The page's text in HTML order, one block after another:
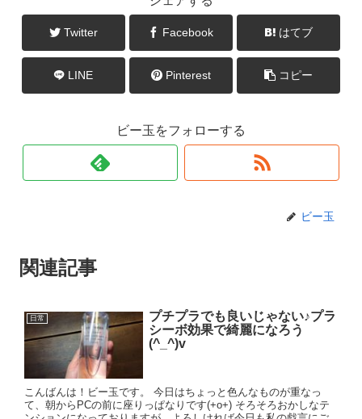
Twitter Facebook はてブ
LINE Pinterest コピー
ビー玉をフォローする
ビー玉
関連記事
日常
プチプラでも良いじゃない♪プラ
シーボ効果で綺麗になろう
(^_^)v
こんばんは！ビー玉です。 今日はちょっと色んなものが重なっ
て、朝からPCの前に座りっぱなりです(+o+) そろそろおかしなテ